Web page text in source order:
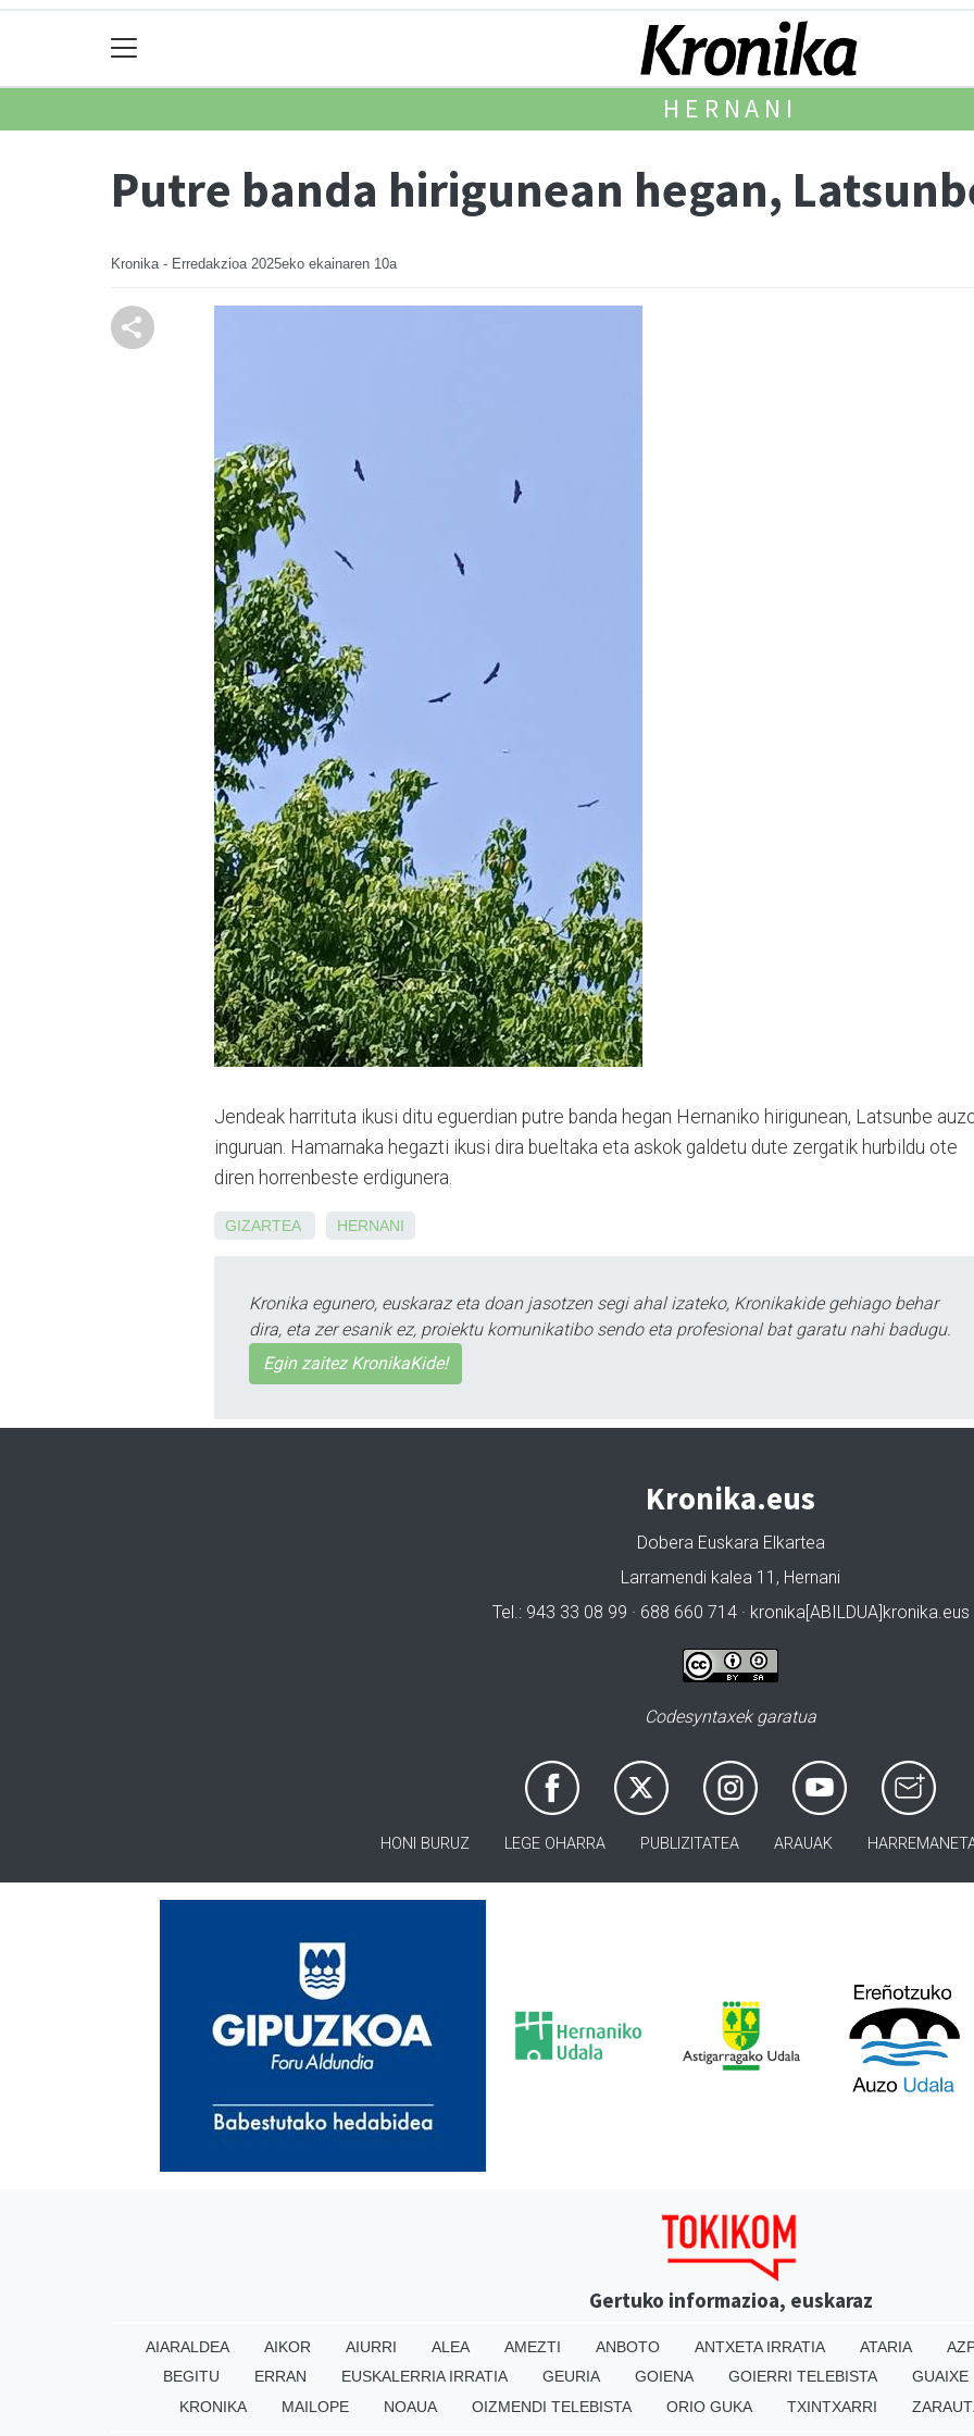
HERNANI
Putre banda hirigunean hegan,
Kronika - Erredakzioa 2025eko ekainaren 10a
Jendeak harrituta ikusi ditu eguerdian putre banda hegan Hernaniko hirigunean, Latsunbe
inguruan. Hamarnaka hegazti ikusi dira bueltaka eta askok galdetu dute zergatik hurbildu ote
diren horrenbeste erdigunera.
GIZARTEA HERNANI
Kronika egunero, euskaraz eta doan jasotzen segi ahal izateko, Kronikakide gehiago behar
dira, eta zer esanik ez, proiektu komunikatibo sendo eta profesional bat garatu nahi badugu.
Egin zaitez KronikaKide!
Kronika.eus
Dobera Euskara Elkartea
Larramendi kalea 11, Hernani
Tel.: 943 33 08 99 · 688 660 714 · kronika[ABILDUA]kronika.eus
Codesyntaxek garatua
HONI BURUZ LEGE OHARRA PUBLIZITATEA ARAUAK
Gertuko informazioa, euskaraz
AIARALDEA AIKOR AIURRI ALEA AMEZTI ANBOTO ANTXETA IRRATIA ATARIA
BEGITU
ERRAN EUSKALERRIA IRRATIA GEURIA GOIENA GOIERRI TELEBISTA GUAIXE
KRONIKA
MAILOPE NOAUA OIZMENDI TELEBISTA ORIO GUKA TXINTXARRI